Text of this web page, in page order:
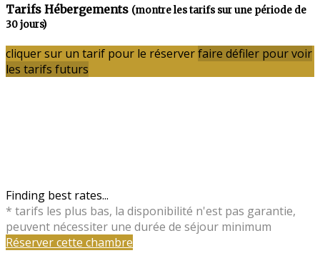
Tarifs Hébergements (montre les tarifs sur une période de
30 jours)
cliquer sur un tarif pour le réserverfaire défiler pour voir
les tarifs futurs
Finding best rates...
* tarifs les plus bas, la disponibilité n'est pas garantie,
peuvent nécessiter une durée de séjour minimum
Réserver cette chambre